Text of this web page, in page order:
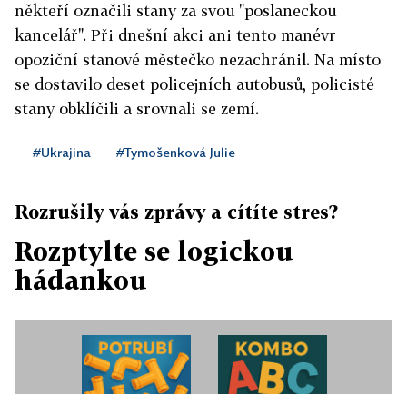
někteří označili stany za svou "poslaneckou
kancelář". Při dnešní akci ani tento manévr
opoziční stanové městečko nezachránil. Na místo
se dostavilo deset policejních autobusů, policisté
stany obklíčili a srovnali se zemí.
#Ukrajina #Tymošenková Julie
Rozrušily vás zprávy a cítíte stres?
Rozptylte se logickou
hádankou